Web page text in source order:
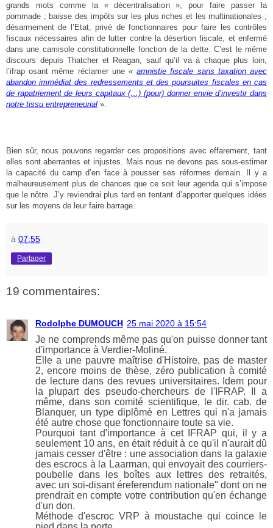
grands mots comme la « décentralisation », pour faire passer la
pommade ; baisse des impôts sur les plus riches et les multinationales ;
désarmement de l’Etat, privé de fonctionnaires pour faire les contrôles
fiscaux nécessaires afin de lutter contre la désertion fiscale, et enfermé
dans une camisole constitutionnelle fonction de la dette. C’est le même
discours depuis Thatcher et Reagan, sauf qu’il va à chaque plus loin,
l’ifrap osant même réclamer une «amnistie fiscale sans taxation avec
abandon immédiat des redressements et des poursuites fiscales en cas
de rapatriement de leurs capitaux (…) (pour) donner envie d’investir dans
notre tissu entrepreneurial ».
Bien sûr, nous pouvons regarder ces propositions avec effarement, tant
elles sont aberrantes et injustes. Mais nous ne devons pas sous-estimer
la capacité du camp d’en face à pousser ses réformes demain. Il y a
malheureusement plus de chances que ce soit leur agenda qui s’impose
que le nôtre. J’y reviendrai plus tard en tentant d’apporter quelques idées
sur les moyens de leur faire barrage.
à 07:55
Partager
19 commentaires:
Rodolphe DUMOUCH 25 mai 2020 à 15:54
Je ne comprends même pas qu'on puisse donner tant
d'importance à Verdier-Moliné.
Elle a une pauvre maîtrise d'Histoire, pas de master
2, encore moins de thèse, zéro publication à comité
de lecture dans des revues universitaires. Idem pour
la plupart des pseudo-chercheurs de l'IFRAP. Il a
même, dans son comité scientifique, le dir. cab. de
Blanquer, un type diplômé en Lettres qui n'a jamais
été autre chose que fonctionnaire toute sa vie.
Pourquoi tant d'importance à cet IFRAP qui, il y a
seulement 10 ans, en était réduit à ce qu'il n'aurait dû
jamais cesser d'être : une association dans la galaxie
des escrocs à la Laarman, qui envoyait des courriers-
poubelle dans les boîtes aux lettres des retraités,
avec un soi-disant éreferendum nationale" dont on ne
prendrait en compte votre contribution qu'en échange
d'un don.
Méthode d'escroc VRP à moustache qui coince le